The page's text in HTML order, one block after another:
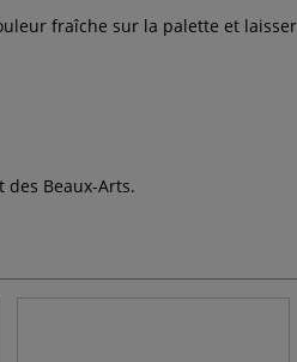
fraîche sur la palette et
des Beaux-Arts.